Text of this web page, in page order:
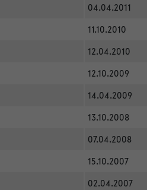
04.04.2011
11.10.2010
12.04.2010
12.10.2009
14.04.2009
13.10.2008
07.04.2008
15.10.2007
02.04.2007